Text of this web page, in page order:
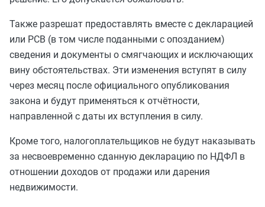
Также разрешат предоставлять вместе с декларацией
или РСВ (в том числе поданными с опозданием)
сведения и документы о смягчающих и исключающих
вину обстоятельствах. Эти изменения вступят в силу
через месяц после официального опубликования
закона и будут применяться к отчётности,
направленной с даты их вступления в силу.
Кроме того, налогоплательщиков не будут наказывать
за несвоевременно сданную декларацию по НДФЛ в
отношении доходов от продажи или дарения
недвижимости.